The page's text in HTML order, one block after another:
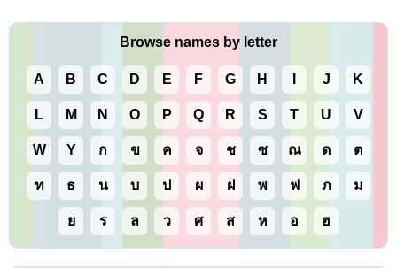
Browse names by letter
A B C D E F G H J K
L M N O P Q R S T U V
W Y ก ข ค จ ช ซ ณ ด ต
ท ธ น บ ป ผ ฝ พ ฟ ภ ม
ย ร ล ว ศ ส ห อ ฮ